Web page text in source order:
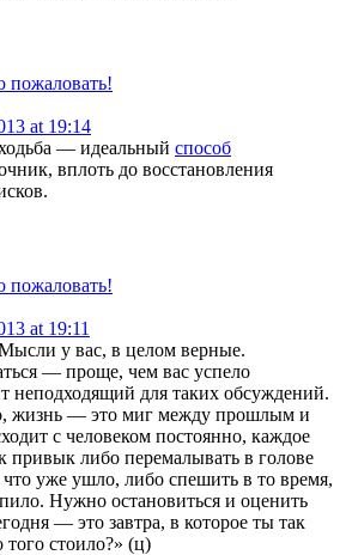
пожаловать!
at 19:14
— идеальный способ
вплоть до восстановления
пожаловать!
at 19:11
у вас, в целом верные.
— проще, чем вас успело
неподходящий для таких обсуждений.
жизнь — это миг между прошлым и
с человеком постоянно, каждое
привык либо перемалывать в голове
уже ушло, либо спешить в то время,
Нужно остановиться и оценить
— это завтра, в которое ты так
стоило?» (ц)